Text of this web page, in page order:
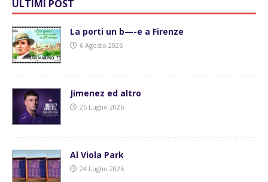
ULTIMI POST
La porti un b—-e a Firenze
6 Agosto 2026
Jimenez ed altro
26 Luglio 2026
Al Viola Park
24 Luglio 2026